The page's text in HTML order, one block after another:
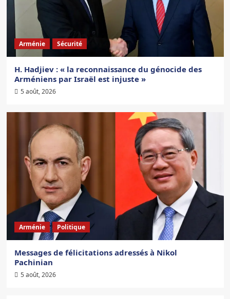
Arménie Sécurité
H. Hadjiev : « la reconnaissance du génocide des
Arméniens par Israël est injuste »
5 août, 2026
Arménie Politique
Messages de félicitations adressés à Nikol
Pachinian
5 août, 2026